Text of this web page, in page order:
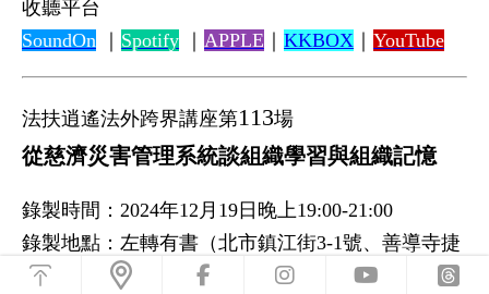
收聽平台
SoundOn ｜ Spotify ｜ APPLE ｜ KKBOX ｜ YouTube
法扶逍遙法外跨界講座第113場
從慈濟災害管理系統談組織學習與組織記憶
錄製時間：2024年12月19日晚上19:00-21:00
錄製地點：左轉有書（北市鎮江街3-1號、善導寺捷
運站2號出口、喜來登大飯店後方）
前
前